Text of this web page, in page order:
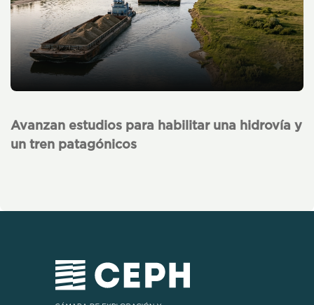
Avanzan estudios para habilitar una hidrovía y
un tren patagónicos